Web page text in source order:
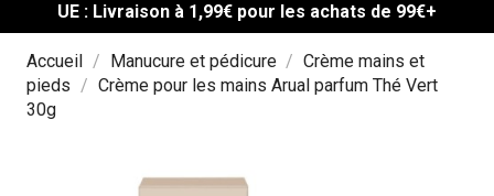
UE : Livraison à 1,99€ pour les achats de 99€+
Accueil Manucure et pédicure
Crème mains et
pieds
Crème pour les mains Arual parfum Thé Vert
30g